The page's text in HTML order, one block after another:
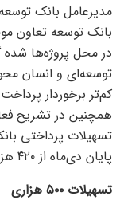
مدیرعامل بانک
بانک توسعه تعاون
در محل پروژه‌ها
توسعه‌ای و انسان
کم‌تر برخوردار
همچنین در تشریح
تسهیلات پرداختی
پایان دی‌ماه از ۴۲۰ هزار میلیارد ریال فراتر رفته است.
تسهیلات ۵۰۰ هزاری